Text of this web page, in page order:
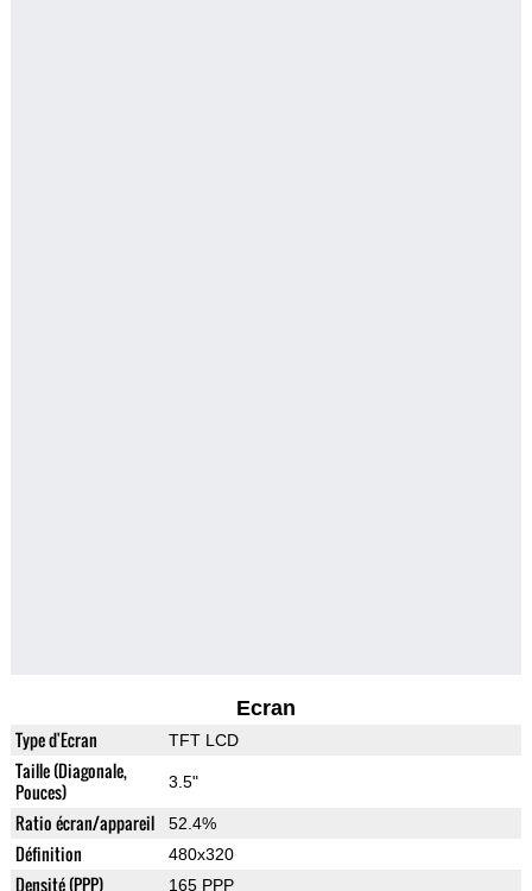
Ecran
Type d'Ecran TFT LCD
Taille (Diagonale,
Pouces)
3.5"
Ratio écran/appareil 52.4%
Définition 480x320
Densité (PPP) 165 PPP